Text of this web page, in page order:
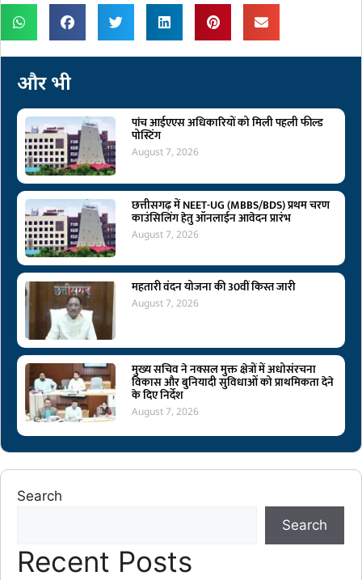
और भी
पांच आईएएस अधिकारियों को मिली पहली फील्ड
पोस्टिंग
August 7, 2026
छत्तीसगढ़ में NEET-UG (MBBS/BDS) प्रथम चरण
काउंसिलिंग हेतु ऑनलाईन आवेदन प्रारंभ
August 7, 2026
महतारी वंदन योजना की 30वीं किस्त जारी
August 7, 2026
मुख्य सचिव ने नक्सल मुक्त क्षेत्रों में अधोसंरचना
विकास और बुनियादी सुविधाओं को प्राथमिकता देने
के दिए निर्देश
August 7, 2026
Search
Search
Recent Posts